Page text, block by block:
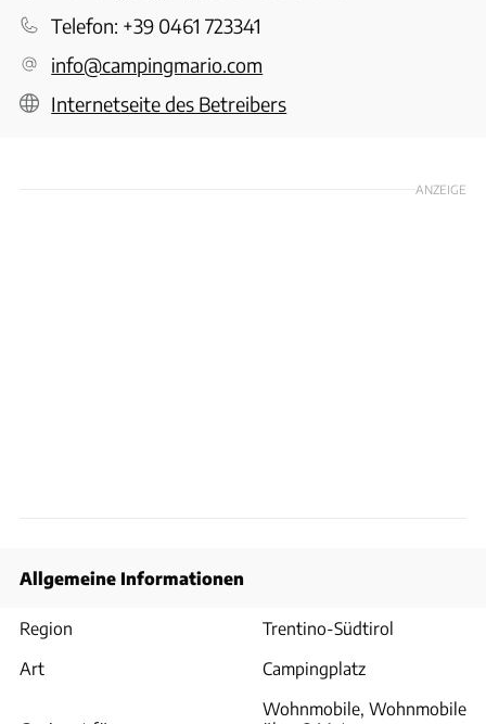
Telefon: +39 0461 723341
info@campingmario.com
Internetseite des Betreibers
ANZEIGE
Allgemeine Informationen
Region
Trentino-Südtirol
Art
Campingplatz
Wohnmobile, Wohnmobile